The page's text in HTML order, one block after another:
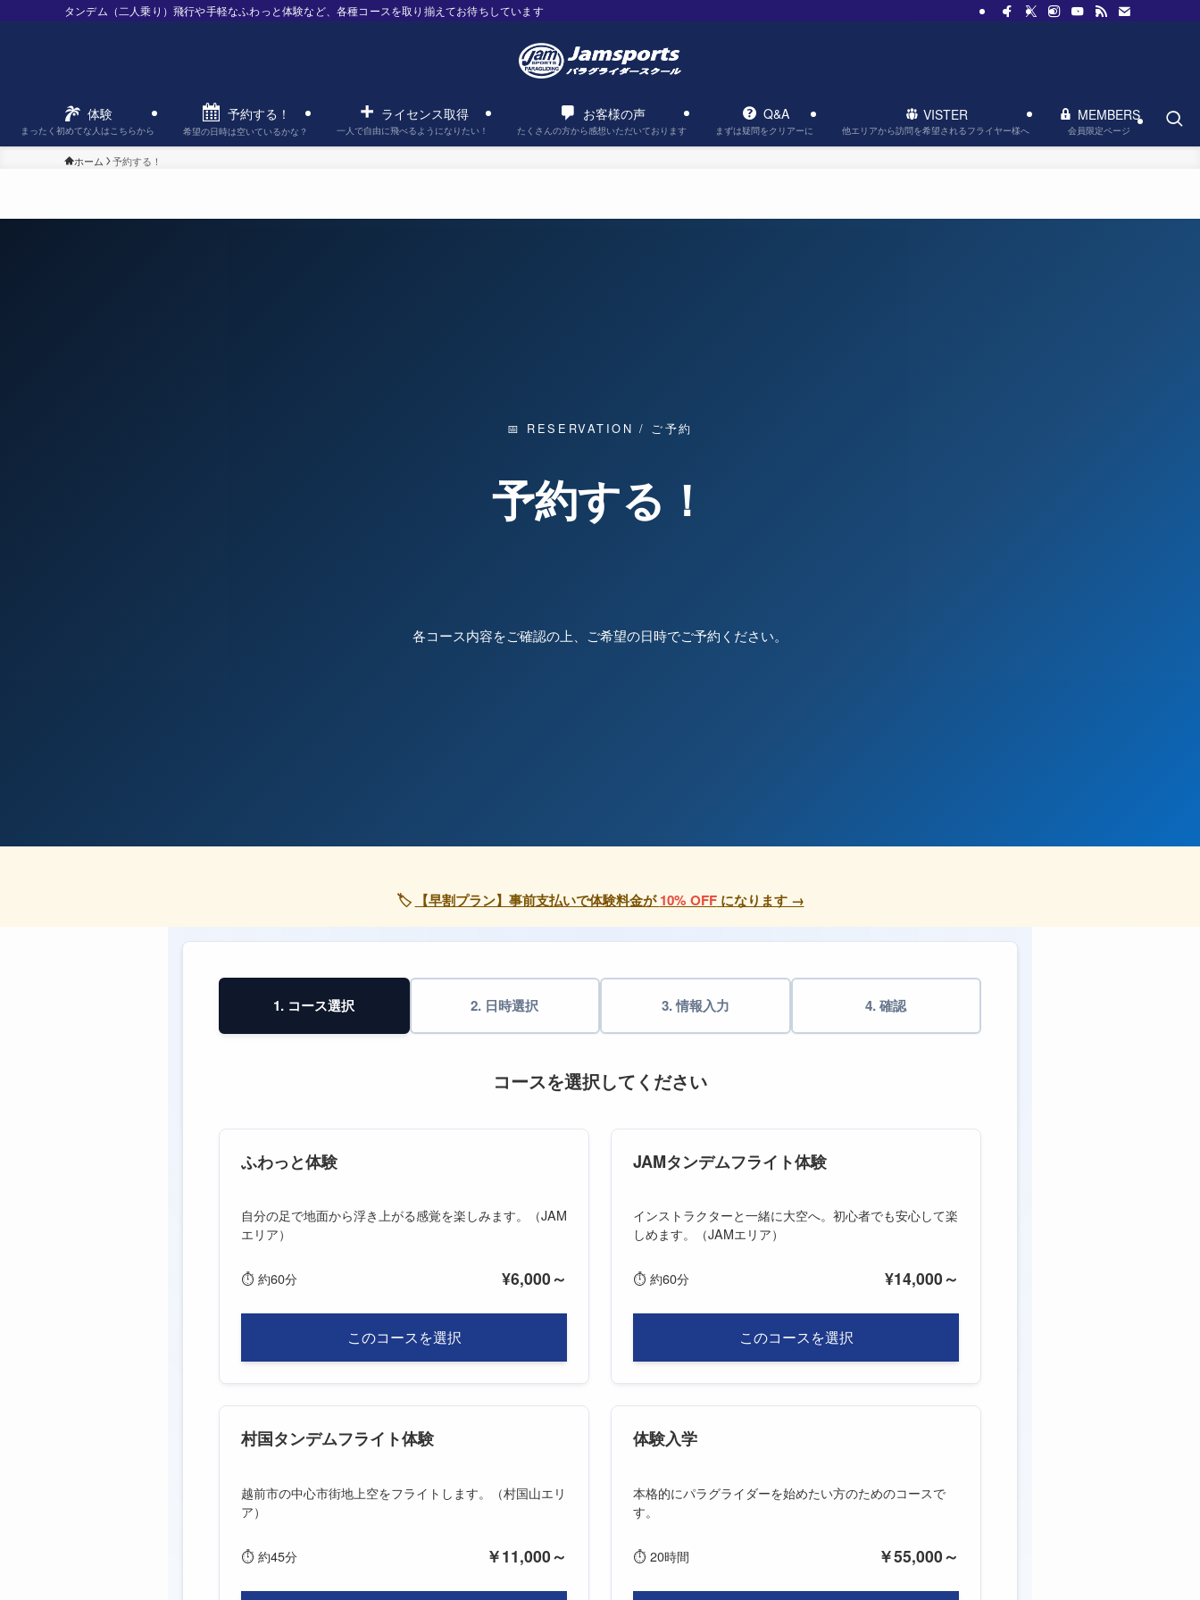
タンデム（二人乗り）飛行や手軽なふわっと体験など、各種コースを取り揃えてお待ちしています
体験
まったく初めてな人はこちらから
予約する！
希望の日時は空いているかな？
ライセンス取得
一人で自由に飛べるようになりたい！
お客様の声
たくさんの方から感想いただいております
Q&A
まずは疑問をクリアーに
VISTER
他エリアから訪問を希望されるフライヤー様へ
MEMBERS
会員限定ページ
ホーム 予約する！
📅 RESERVATION / ご予約
予約する！
各コース内容をご確認の上、ご希望の日時でご予約ください。
🏷 【早割プラン】事前支払いで体験料金が10% OFFになります →
1. コース選択 2. 日時選択 3. 情報入力 4. 確認
コースを選択してください
ふわっと体験
自分の足で地面から浮き上がる感覚を楽しみます。（JAM
エリア）
⏱ 約60分 ¥6,000～
このコースを選択
JAMタンデムフライト体験
インストラクターと一緒に大空へ。初心者でも安心して楽
しめます。（JAMエリア）
⏱ 約60分 ¥14,000～
このコースを選択
村国タンデムフライト体験
越前市の中心市街地上空をフライトします。（村国山エリ
ア）
⏱ 約45分 ￥11,000～
体験入学
本格的にパラグライダーを始めたい方のためのコースで
す。
⏱ 20時間 ￥55,000～